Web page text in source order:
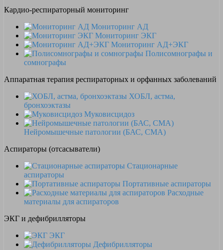
Кардио-респираторный мониторинг
Мониторинг АД
Мониторинг ЭКГ
Мониторинг АД+ЭКГ
Полисомнографы и
сомнографы
Аппаратная терапия респираторных и орфанных заболеваний
ХОБЛ, астма,
бронхоэктазы
Муковисцидоз
Нейромышечные патологии (БАС, СМА)
Аспираторы (отсасыватели)
Стационарные
аспираторы
Портативные аспираторы
Расходные
материалы для аспираторов
ЭКГ и дефибрилляторы
ЭКГ
Дефибрилляторы